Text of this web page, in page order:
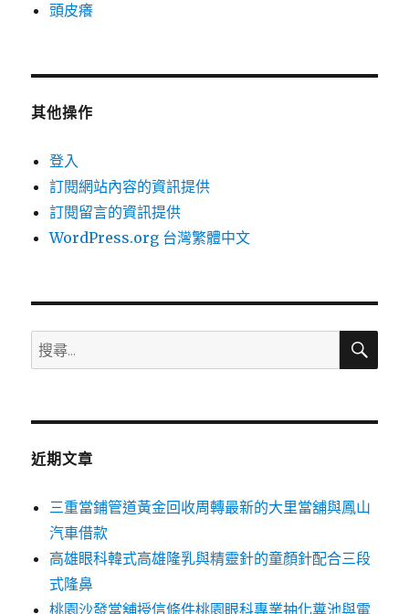
頭皮癢
其他操作
登入
訂閱網站內容的資訊提供
訂閱留言的資訊提供
WordPress.org 台灣繁體中文
搜
尋
鍵
搜
近期文章
三重當鋪管道黃金回收周轉最新的大里當舖與鳳山
汽車借款
高雄眼科韓式高雄隆乳與精靈針的童顏針配合三段
式隆鼻
桃園沙發當舖授信條件桃園眼科專業抽化糞池與電